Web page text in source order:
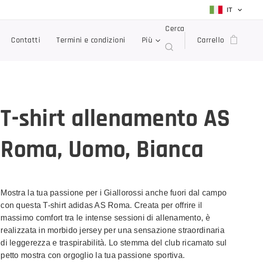
IT
Contatti Termini e condizioni Più
Cerca
Carrello
T-shirt allenamento AS
Roma, Uomo, Bianca
Mostra la tua passione per i Giallorossi anche fuori dal campo
con questa T-shirt adidas AS Roma. Creata per offrire il
massimo comfort tra le intense sessioni di allenamento, è
realizzata in morbido jersey per una sensazione straordinaria
di leggerezza e traspirabilità. Lo stemma del club ricamato sul
petto mostra con orgoglio la tua passione sportiva.